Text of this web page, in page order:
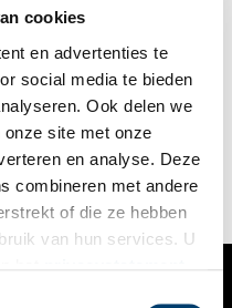
cookies
en advertenties te
social media te bieden
Ook delen we
site met onze
en analyse. Deze
combineren met andere
of die ze hebben
van hun services. U
Dag van de Verpleging.
aan verpleegkundigen
Dat het om een
tijdens de coronacrisis.
met daarop een rood
betuigen. Maar hoe is dit